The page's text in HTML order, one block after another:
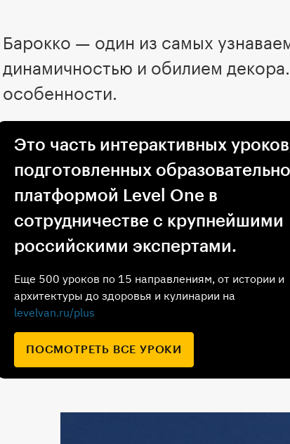
Барокко — один из самых
динамичностью и обилием
особенности.
Это часть интерактивных
подготовленных
платформой Level One в
сотрудничестве с крупнейшими
российскими экспертами.
Еще 500 уроков по 15 направлениям, от истории и
архитектуры до здоровья и кулинарии на
levelvan.ru/plus
ПОСМОТРЕТЬ ВСЕ УРОКИ